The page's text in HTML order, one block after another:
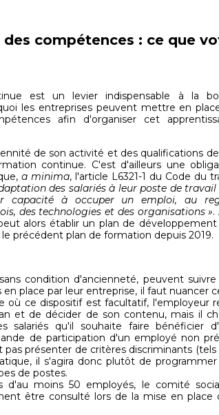
compétences : ce que
est un levier indispensable à la
les entreprises peuvent mettre en
afin d'organiser cet
de son activité et des qualifications
continue. C'est d'ailleurs une
a minima, l'article L6321-1 du Code du
des salariés à leur poste de travail
capacité à occuper un emploi, au
des technologies et des organisations ».
alors établir un plan de développement
précédent plan de formation depuis 2019.
condition d'ancienneté, peuvent suivre
place par leur entreprise, il faut nuancer
où ce dispositif est facultatif, l'employeur
et de décider de son contenu, mais il
salariés qu'il souhaite faire bénéficier
de participation d'un employé non
présenter de critères discriminants (tels
il s'agira donc plutôt de
de postes.
d'au moins 50 employés, le comité
être consulté lors de la mise en place